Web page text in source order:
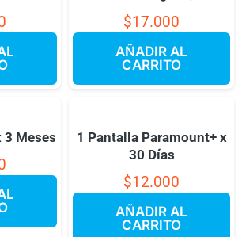
$17.000
AÑADIR AL
CARRITO
3 Meses
1 Pantalla Paramount+ x
30 Días
$12.000
AÑADIR AL
CARRITO